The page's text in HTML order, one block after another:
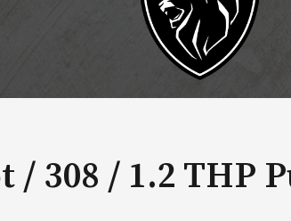
/ 308 / 1.2 THP